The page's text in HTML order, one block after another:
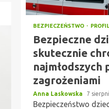
BEZPIECZEŃSTWO
Bezpieczne
skutecznie
najmłodszych
zagrożeniami
Anna Laskowska 7
Bezpieczeństwo